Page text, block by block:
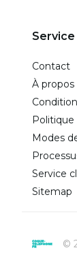
Contact
À propos
Modes
Service
Sitemap
©